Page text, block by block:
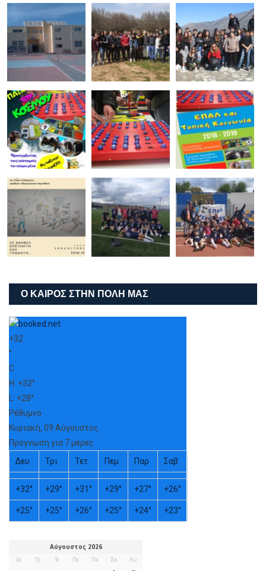
Ο ΚΑΙΡΌΣ ΣΤΗΝ ΠΌΛΗ ΜΑΣ
+32
°
C
H: +32°
L: +28°
Ρέθυμνο
Κυριακή, 09 Αύγουστος
Πρόγνωση για 7 μέρες
Δευ
Τρι Τετ Πεμ Παρ Σαβ
+32° +29° +31° +29° +27° +26°
+25° +25° +26° +25° +24° +23°